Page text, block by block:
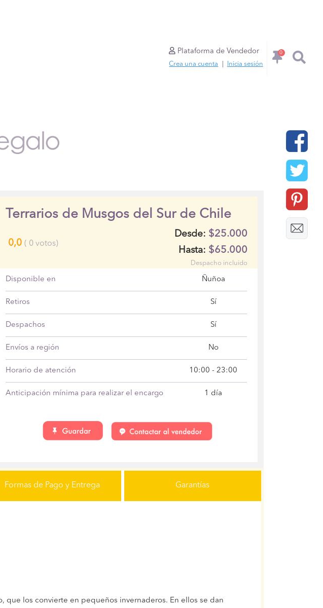
Plataforma de Vendedor
Crea una cuenta Inicia sesión
0
Terrarios de Musgos del Sur de Chile
0,0 ( 0 votos)
Desde: $25.000
Hasta: $65.000
Despacho incluido
Disponible en Ñuñoa
Retiros Sí
Despachos Sí
Envíos a región No
Horario de atención 10:00 - 23:00
Anticipación mínima para realizar el encargo 1 día
Formas de Pago y Entrega Garantías
que los convierte en pequeños invernaderos. En ellos se dan